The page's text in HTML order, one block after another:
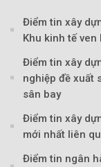
Điểm tin xây
Khu kinh tế
Điểm tin xây
nghiệp đề xuất
sân bay
Điểm tin xây
mới nhất liên
Điểm tin ngân